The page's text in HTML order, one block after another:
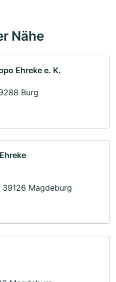
Nähe
Ehreke e. K.
Burg
Magdeburg